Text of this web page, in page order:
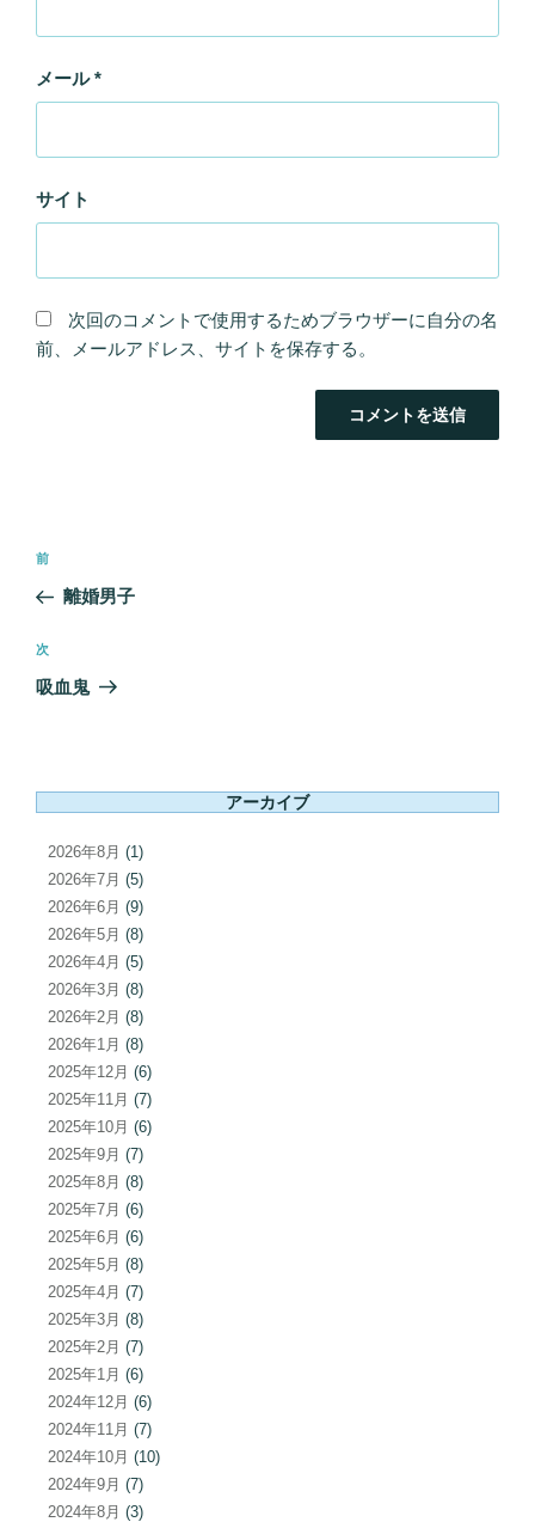
メール*
サイト
次回のコメントで使用するためブラウザーに自分の名
前、メールアドレス、サイトを保存する。
ナ
ビ
ー
ン
前
の
稿
前
離婚男子
次
の
次
吸血鬼
アーカイブ
2026年8月 (1)
2026年7月 (5)
2026年6月 (9)
2026年5月 (8)
2026年4月 (5)
2026年3月 (8)
2026年2月 (8)
2026年1月 (8)
2025年12月 (6)
2025年11月 (7)
2025年10月 (6)
2025年9月 (7)
2025年8月 (8)
2025年7月 (6)
2025年6月 (6)
2025年5月 (8)
2025年4月 (7)
2025年3月 (8)
2025年2月 (7)
2025年1月 (6)
2024年12月 (6)
2024年11月 (7)
2024年10月 (10)
2024年9月 (7)
2024年8月 (3)